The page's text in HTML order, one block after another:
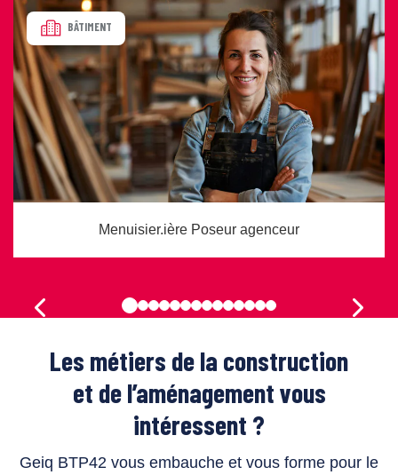
BÂTIMENT
Menuisier.ière Poseur agenceur
Les métiers de la construction
et de l’aménagement vous
intéressent ?
Geiq BTP42 vous embauche et vous forme pour le